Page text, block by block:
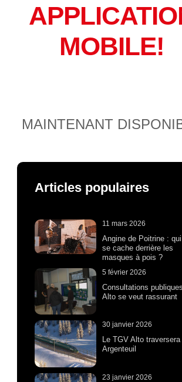
MOBILE!
MAINTENANT
Articles populaires
11 mars 2026
Angine de Poitrine : qui
se cache derrière les
masques à pois ?
5 février 2026
Consultations
Alto se veut rassurant
30 janvier 2026
Le TGV Alto traversera
Argenteuil
23 janvier 2026